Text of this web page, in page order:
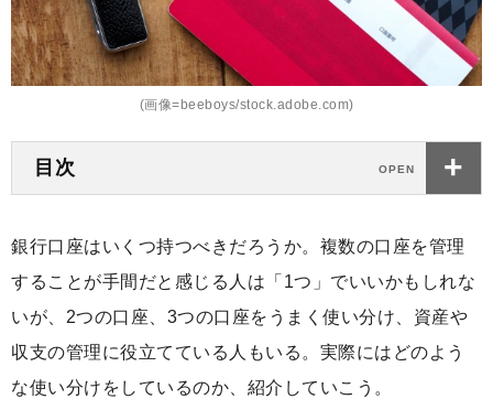
(画像=beeboys/stock.adobe.com)
目次
銀行口座はいくつ持つべきだろうか。複数の口座を管理
することが手間だと感じる人は「1つ」でいいかもしれな
いが、2つの口座、3つの口座をうまく使い分け、資産や
収支の管理に役立てている人もいる。実際にはどのよう
な使い分けをしているのか、紹介していこう。